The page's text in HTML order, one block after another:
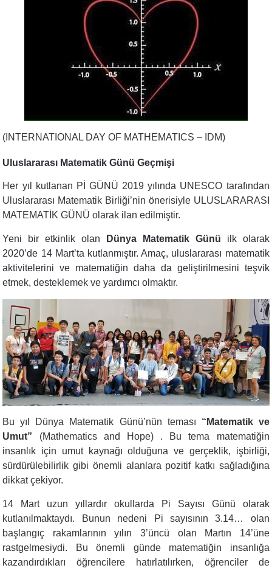
(INTERNATIONAL DAY OF MATHEMATICS – IDM)
Uluslararası Matematik Günü Geçmişi
Her yıl kutlanan Pİ GÜNÜ 2019 yılında UNESCO tarafından
Uluslararası Matematik Birliği’nin önerisiyle ULUSLARARASI
MATEMATİK GÜNÜ olarak ilan edilmiştir.
Yeni bir etkinlik olan Dünya Matematik Günü ilk olarak
2020’de 14 Mart’ta kutlanmıştır. Amaç, uluslararası matematik
aktivitelerini ve matematiğin daha da geliştirilmesini teşvik
etmek, desteklemek ve yardımcı olmaktır.
Bu yıl Dünya Matematik Günü’nün teması “Matematik ve
Umut” (Mathematics and Hope) . Bu tema matematiğin
insanlık için umut kaynağı olduğuna ve gerçeklik, işbirliği,
sürdürülebilirlik gibi önemli alanlara pozitif katkı sağladığına
dikkat çekiyor.
14 Mart uzun yıllardır okullarda Pi Sayısı Günü olarak
kutlanılmaktaydı. Bunun nedeni Pi sayısının 3.14… olan
başlangıç rakamlarının yılın 3’üncü olan Martın 14’üne
rastgelmesiydi. Bu önemli günde matematiğin insanlığa
kazandırdıkları öğrencilere hatırlatılırken, öğrenciler de